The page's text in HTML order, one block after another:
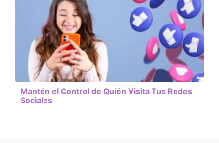
Mantén el Control de Quién Visita Tus Redes
Sociales